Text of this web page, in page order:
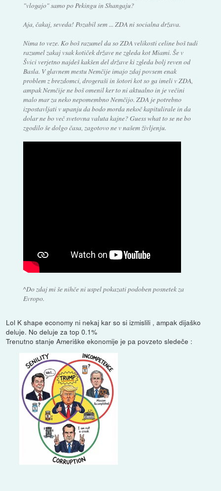
"vlogajo" samo po Pekingu in Shangaju?
Aja, čakaj, seveda! Pozabil sem ... ZDA ni socialna država.
Nima to veze. Ko boš razumel da so ZDA velikosti celine boš tudi
razumel zakaj vsak kotiček države ne zgleda kot Miami. Še v
Švici verjetno najdeš kakšen del države ki zgleda bolj reven od
Basla. V glavnem mestu Nemčije imajo zdaj povsem enak
problem z brezdomci, drogeraši in šotori kot so ga imeli v ZDA,
ampak Nemčije ne boš omenil ker to ni aktualno in je večini
malo mar za neko nepomembno Nemčijo. ZDA je potrebno
izpostavljati v upanju da bodo morda nekoč kapitulirale in da
dolar ne bo več svetovna valuta kajne? Guess what to se ne bo
zgodilo še dolgo časa, zagotovo ne v našem življenju.
^Do zdaj mi še nihče ni uspel pokazati podoben posnetek za
Evropo.
Lol K shape economy ni nekaj kar so si izmislili , ampak dijaško
deluje. No deluje za top 0.1%
Trenutno stanje Ameriške ekonomije je pa povzeto sledeče :